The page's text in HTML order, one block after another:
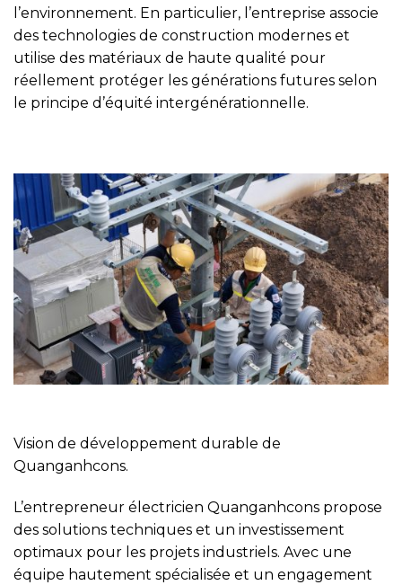
l’environnement. En particulier, l’entreprise associe
des technologies de construction modernes et
utilise des matériaux de haute qualité pour
réellement protéger les générations futures selon
le principe d’équité intergénérationnelle.
Vision de développement durable de
Quanganhcons.
L’entrepreneur électricien Quanganhcons propose
des solutions techniques et un investissement
optimaux pour les projets industriels. Avec une
équipe hautement spécialisée et un engagement